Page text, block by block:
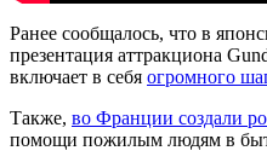
Ранее сообщалось, что в
презентация аттракциона
включает в себя огромного
Также, во Франции создали
помощи пожилым людям в